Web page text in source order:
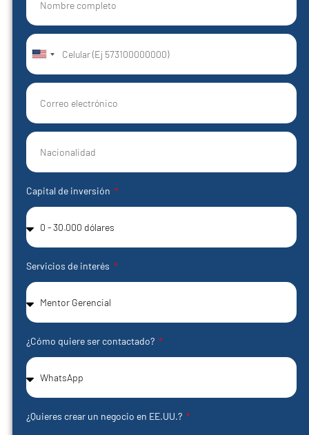
United
States
+1
Capital de inversión
Servicios de interés
¿Cómo quiere ser contactado?
¿Quieres crear un negocio en EE.UU.?